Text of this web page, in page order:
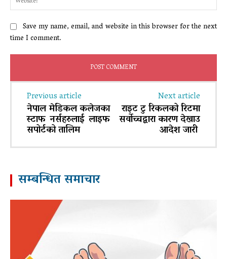
Save my name, email, and website in this browser for the next
time I comment.
Previous article
नेपाल मेडिकल कलेजका
स्टाफ नर्सहरुलाई लाइफ
सपोर्टको तालिम
Next article
राइट टु रिकलको रिटमा
सर्वोच्चद्वारा कारण देखाउ
आदेश जारी
सम्बन्धित समाचार